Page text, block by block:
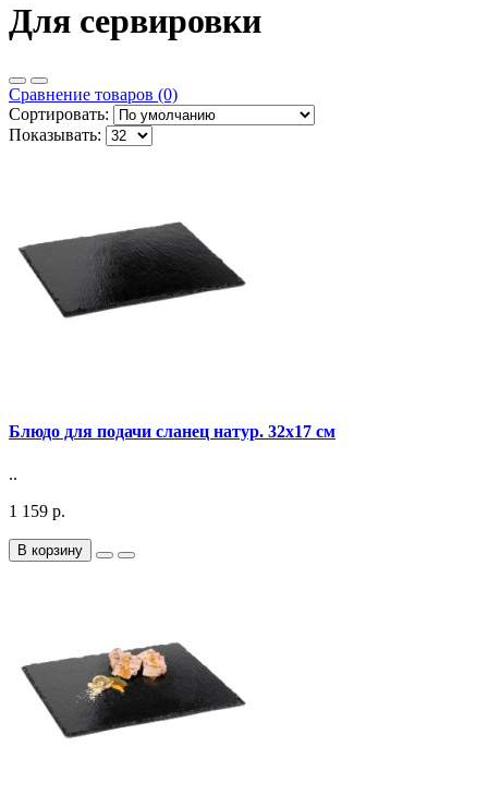
Для сервировки
Сравнение товаров (0)
Сортировать:
Показывать:
Блюдо для подачи сланец натур. 32х17 см
..
1 159 р.
В корзину